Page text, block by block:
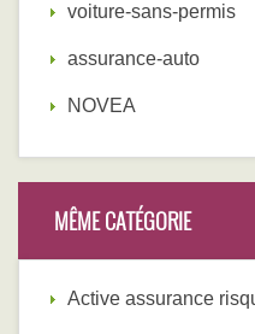
voiture-sans-permis
assurance-auto
NOVEA
MÊME CATÉGORIE
Active assurance